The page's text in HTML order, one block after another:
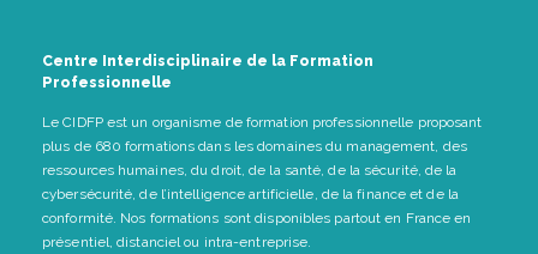
Centre Interdisciplinaire de la Formation
Professionnelle
Le CIDFP est un organisme de formation professionnelle proposant
plus de 680 formations dans les domaines du management, des
ressources humaines, du droit, de la santé, de la sécurité, de la
cybersécurité, de l’intelligence artificielle, de la finance et de la
conformité. Nos formations sont disponibles partout en France en
présentiel, distanciel ou intra-entreprise.